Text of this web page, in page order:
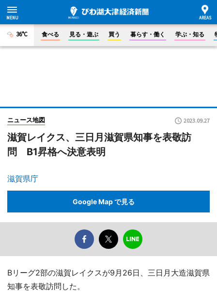
36°C 食べる 見る・遊ぶ 買う 暮らす・働く 学ぶ・知る
ニュース地図 2023.09.27
滋賀レイクス、三日月滋賀県知事を表敬訪
問 B1昇格へ決意表明
滋賀県庁
Google Map で見る
Bリーグ2部の滋賀レイクスが9月26日、三日月大造滋賀県
知事を表敬訪問した。